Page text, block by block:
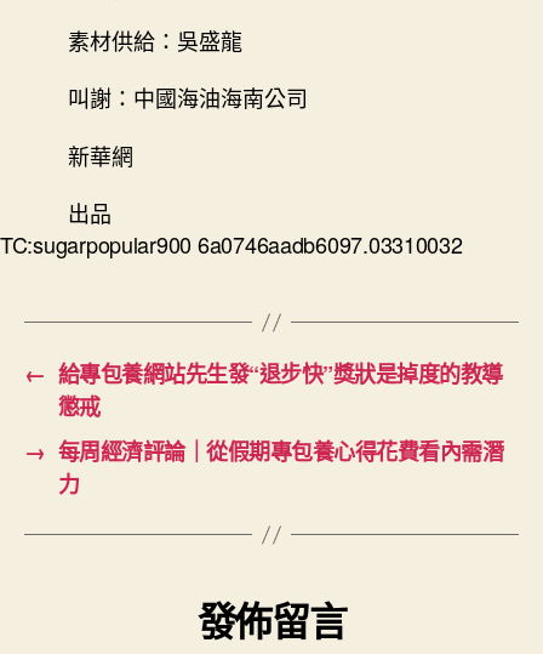
素材供給：吳盛龍
叫謝：中國海油海南公司
新華網
出品
TC:sugarpopular900 6a0746aadb6097.03310032
← 給專包養網站先生發“退步快”獎狀是掉度的教導
懲戒
→ 每周經濟評論｜從假期專包養心得花費看內需潛
力
發佈留言